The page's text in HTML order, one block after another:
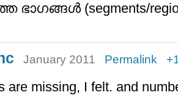
ഭാഗങ്ങള്‍ (segments/
January 2011 Permalink
are missing, I felt. and